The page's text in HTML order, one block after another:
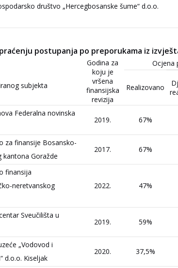
društvo „Hercegbosanske šume“ d.o.o.
postupanja po preporukama iz
subjekta
Godina za
koju je
vršena
finansijska
revizija
Ocjena
Realizovano
Federalna novinska
2019. 67%
za finansije Bosansko-
kantona Goražde
2017. 67%
finansija
neretvanskog
2022. 47%
Sveučilišta u
2019. 59%
„Vodovod i
d.o.o. Kiseljak
2020. 37,5%